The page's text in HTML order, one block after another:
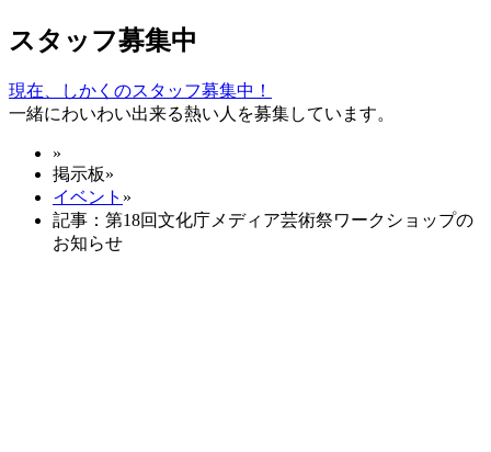
スタッフ募集中
現在、しかくのスタッフ募集中！
一緒にわいわい出来る熱い人を募集しています。
»
掲示板»
イベント »
記事：第18回文化庁メディア芸術祭ワークショップの
お知らせ